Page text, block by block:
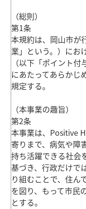
（総則）
第1条
本規約は、岡山市が
業」という。）にお
（以下「ポイント
にあたってあらかじ
規定する。
（本事業の趣旨）
第2条
本事業は、Positive
寄りまで、病気や障
持ち活躍できる社会
基づき、行政だけで
り組むことで、住ん
を図り、もって市民
とする。